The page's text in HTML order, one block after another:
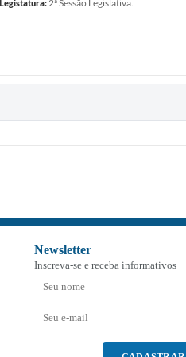
Legistatura:2ª Sessão Legislativa.
Newsletter
Inscreva-se e receba informativos